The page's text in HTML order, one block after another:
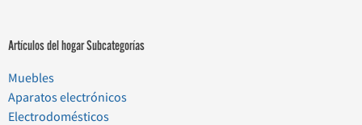
Artículos del hogar Subcategorías
Muebles
Aparatos electrónicos
Electrodomésticos